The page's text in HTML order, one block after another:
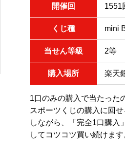
開催回 1551
くじ種 mini
当せん等級 2等
購入場所 楽天
1口のみの購入で当たった
スポーツくじの購入に回
しながら、「完全1口購入
してコツコツ買い続けます